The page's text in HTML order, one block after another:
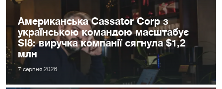
Американська Cassator Corp з
українською командою масштабує
SI8: виручка компанії сягнула $1,2
млн
7 серпня 2026